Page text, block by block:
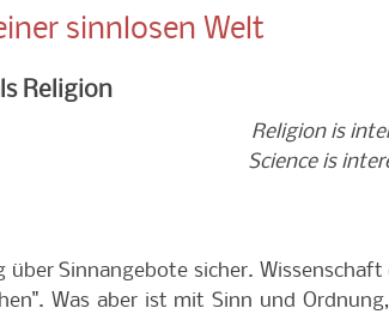
sinnlosen Welt
Religion
Religion is
Science is
über Sinnangebote sicher.
Was aber ist mit Sinn und